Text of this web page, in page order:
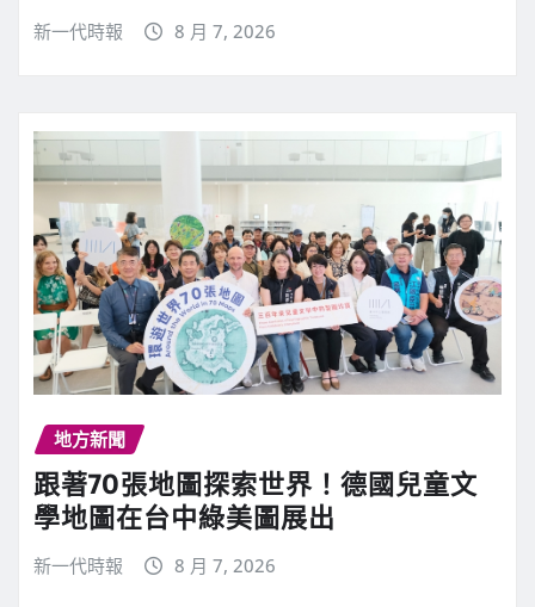
新一代時報 8 月 7, 2026
地方新聞
跟著70張地圖探索世界！德國兒童文
學地圖在台中綠美圖展出
新一代時報 8 月 7, 2026